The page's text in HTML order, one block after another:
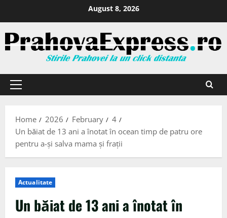
August 8, 2026
Home 2026 February
4
Un băiat de 13 ani a înotat în ocean timp de patru ore
pentru a-și salva mama și frații
Actualitate
Un băiat de 13 ani a înotat în